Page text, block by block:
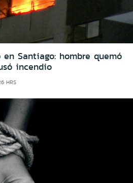
Santiago: hombre quemó
incendio
HRS